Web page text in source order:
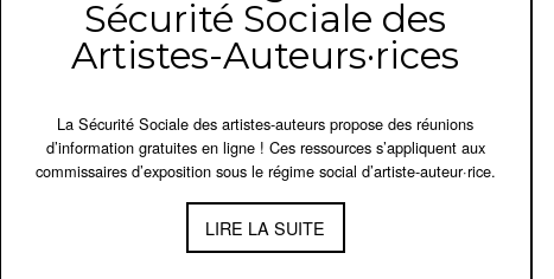
Sécurité Sociale des
Artistes-Auteurs·rices
La Sécurité Sociale des artistes-auteurs propose des réunions
d’information gratuites en ligne ! Ces ressources s’appliquent aux
commissaires d’exposition sous le régime social d’artiste-auteur·rice.
LIRE LA SUITE